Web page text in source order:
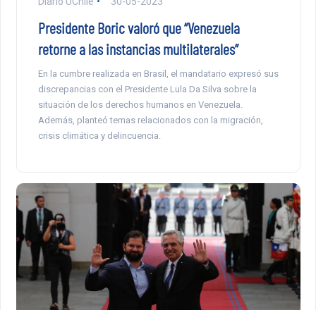
Presidente Boric valoró que “Venezuela
retorne a las instancias multilaterales”
En la cumbre realizada en Brasil, el mandatario expresó sus
discrepancias con el Presidente Lula Da Silva sobre la
situación de los derechos humanos en Venezuela.
Además, planteó temas relacionados con la migración,
crisis climática y delincuencia.